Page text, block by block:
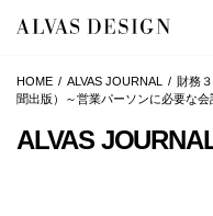
HOME ALVAS JOURNAL
財務
聞出版）～営業パーソンに必要な会
ALVAS